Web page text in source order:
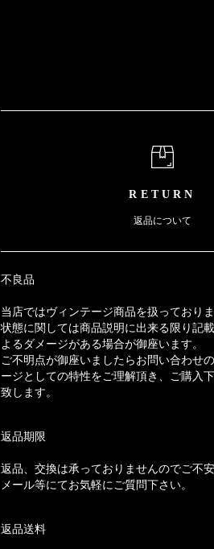
RETURN
返品について
不良品
当店ではヴィンテージ商品を扱っておりま
状態に関しては商品説明に出来る限り記
よるダメージがある場合が御座います。
ご不明点が御座いましたらお問い合わせ
ージとしての特性をご理解頂き、ご購入
致します。
返品期限
返品、交換は承っておりませんのでご不
メール等にてお気軽にご質問下さい。
返品送料